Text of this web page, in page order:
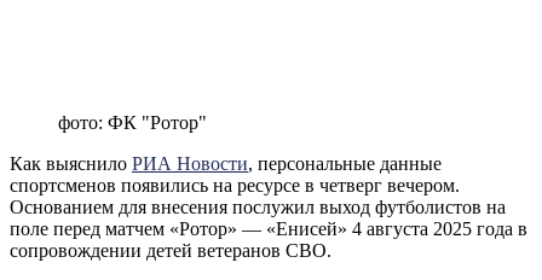
фото: ФК "Ротор"
Как выяснило РИА Новости, персональные данные
спортсменов появились на ресурсе в четверг вечером.
Основанием для внесения послужил выход футболистов на
поле перед матчем «Ротор» — «Енисей» 4 августа 2025 года в
сопровождении детей ветеранов СВО.